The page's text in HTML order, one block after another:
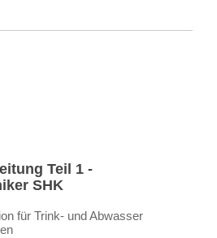
Teil 1 -
SHK
für Trink- und Abwasser